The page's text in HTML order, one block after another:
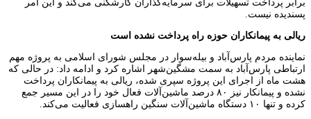
برابر پرداخت تسهیلات برای سرمایه‌گذاران کارشکنی می‌کند و این امر
پسندیده نیست.
ریالی به پیمانکاران حوزه راه پرداخت نشده است
نماینده مردم پارس‌آباد و بیله‌سوار در مجلس شورای اسلامی به پروژه مهم
ارتباطی پارس‌آباد به سمت مشگین‌شهر اشاره کرد و ادامه داد: در حالی که
هشت ماه از اجرای این پروژه سپری شده، ریالی به پیمانکاران پرداخت
نشده و پیمانکار نیز ۸۰ درصد ماشین‌آلات فعال خود را در این مسیر جمع
کرده و تنها ۱۰ دستگاه ماشین‌آلات سنگین راهسازی فعالیت می‌کند.